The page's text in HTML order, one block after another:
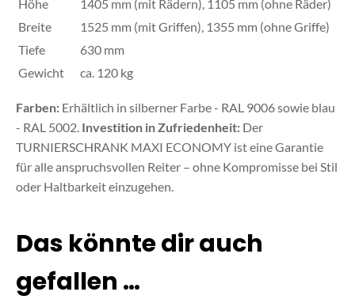
Höhe
1405 mm (mit Rädern), 1105 mm (ohne Räder)
Breite
1525 mm (mit Griffen), 1355 mm (ohne Griffe)
Tiefe
630 mm
Gewicht
ca. 120 kg
Farben: Erhältlich in silberner Farbe - RAL 9006 sowie blau
- RAL 5002. Investition in Zufriedenheit: Der
TURNIERSCHRANK MAXI ECONOMY ist eine Garantie
für alle anspruchsvollen Reiter – ohne Kompromisse bei Stil
oder Haltbarkeit einzugehen.
Das könnte dir auch
gefallen …